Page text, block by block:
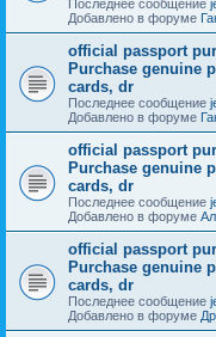
Последнее сообщение
Добавлено в форуме
official passport
Purchase genuine
cards, dr
Последнее сообщение
Добавлено в форуме
official passport
Purchase genuine
cards, dr
Последнее сообщение
Добавлено в форуме
official passport
Purchase genuine
cards, dr
Последнее сообщение
Добавлено в форуме